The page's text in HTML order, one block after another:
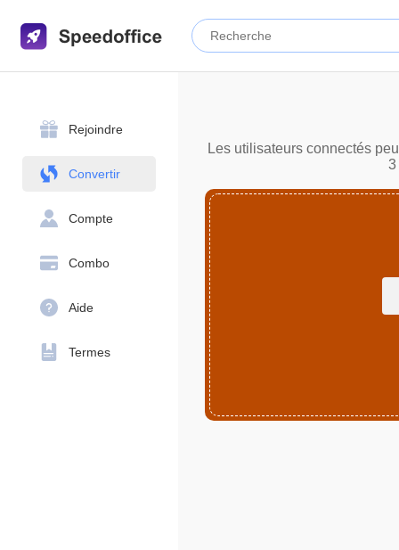
Rejoindre
Convertir
Compte
Combo
Aide
Termes
Les utilisateurs connectés
3